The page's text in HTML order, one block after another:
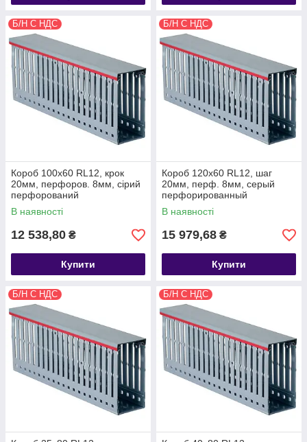
Б/Н С НДС
Короб 100х60 RL12, крок
20мм, перфоров. 8мм, сірий
перфорований
В наявності
12 538,80 ₴
Купити
Б/Н С НДС
Короб 120х60 RL12, шаг
20мм, перф. 8мм, серый
перфорированный
В наявності
15 979,68 ₴
Купити
Б/Н С НДС Б/Н С НДС